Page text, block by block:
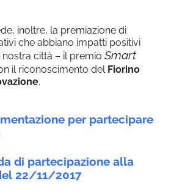
inoltre, la premiazione di
che abbiano impatti positivi
città – il premio Smart
il riconoscimento del Fiorino
.
per partecipare
di partecipazione alla
22/11/2017